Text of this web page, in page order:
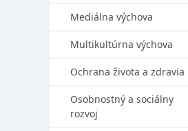
Mediálna výchova
Multikultúrna výchova
Ochrana života a zdravia
Osobnostný a sociálny
rozvoj